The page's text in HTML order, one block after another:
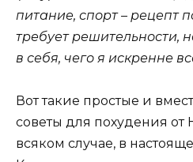
питание, спорт – рецепт
требует решительности,
в себя, чего я искренне
Вот такие простые и
советы для похудения от
всяком случае, в